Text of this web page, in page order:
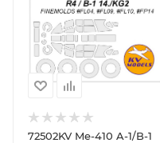
72502KV Me-410 A-1/B-1